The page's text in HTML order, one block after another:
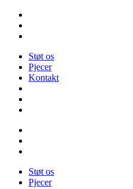
Videre
indhold
Støt os
Pjecer
Kontakt
Støt os
Pjecer